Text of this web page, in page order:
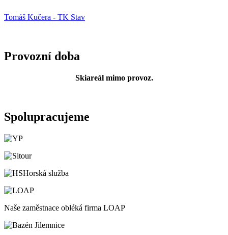
Tomáš Kučera - TK Stav
Provozní doba
Skiareál mimo provoz.
Spolupracujeme
Horská služba
Naše zaměstnace obléká firma LOAP